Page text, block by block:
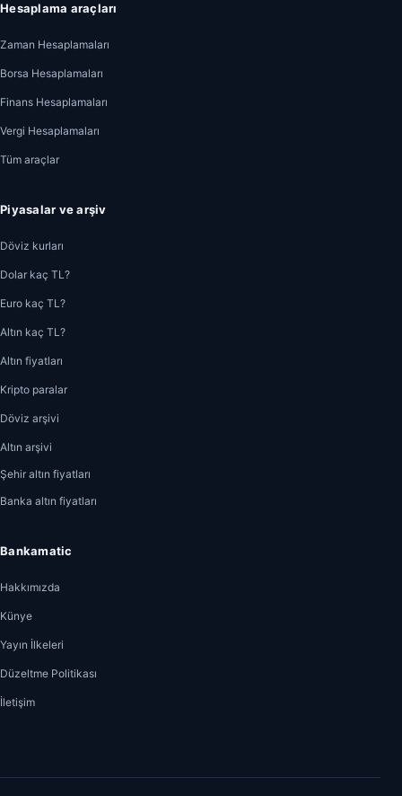
Hesaplama araçları
Zaman Hesaplamaları
Borsa Hesaplamaları
Finans Hesaplamaları
Vergi Hesaplamaları
Tüm araçlar
Piyasalar ve arşiv
Döviz kurları
Dolar kaç TL?
Euro kaç TL?
Altın kaç TL?
Altın fiyatları
Kripto paralar
Döviz arşivi
Altın arşivi
Şehir altın fiyatları
Banka altın fiyatları
Bankamatic
Hakkımızda
Künye
Yayın İlkeleri
Düzeltme Politikası
İletişim